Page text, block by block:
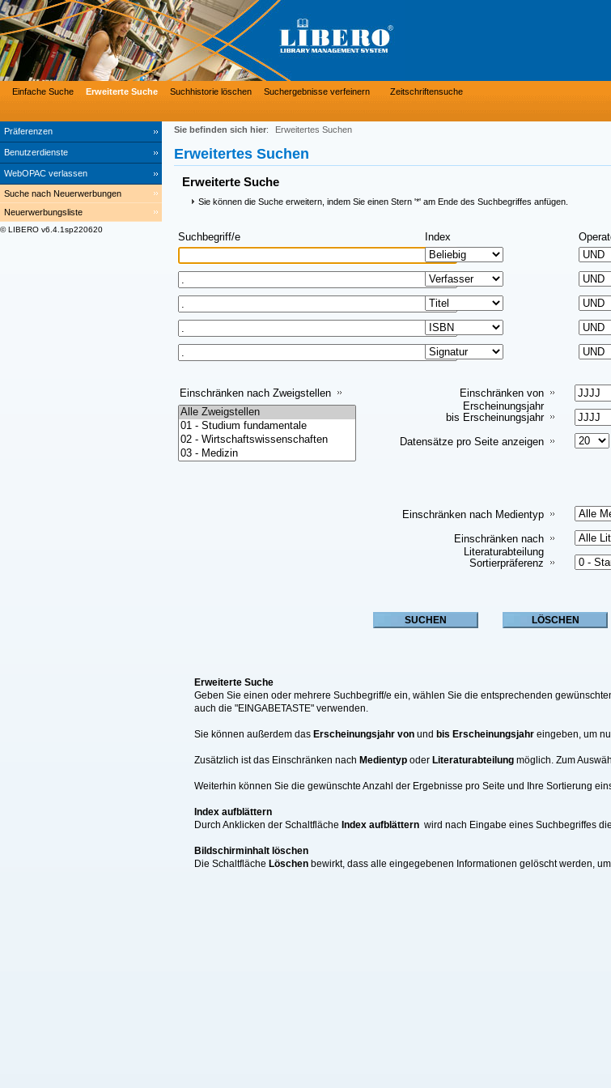
Präferenzen
Benutzerdienste
WebOPAC verlassen
Einfache Suche Erweiterte Suche Suchhistorie löschen Suchergebnisse verfeinern Zeitschriftensuche
Suche nach Neuerwerbungen
Neuerwerbungsliste
© LIBERO v6.4.1sp220620
Sie befinden sich hier: Erweitertes Suchen
Erweitertes Suchen
Erweiterte Suche
Sie können die Suche erweitern, indem Sie einen Stern '*' am Ende des Suchbegriffes anfügen.
Suchbegriff/e Index
Einschränken von
Erscheinungsjahr
bis Erscheinungsjahr
Datensätze pro Seite anzeigen
Einschränken nach Zweigstellen
Einschränken nach Medientyp
Einschränken nach
Literaturabteilung
Sortierpräferenz
Erweiterte Suche
Geben Sie einen oder mehrere Suchbegriff/e ein, wählen Sie die entsprechenden
auch die "EINGABETASTE" verwenden.
Sie können außerdem das Erscheinungsjahr von und bis Erscheinungsjahr eingeben, um
Zusätzlich ist das Einschränken nach Medientyp oder Literaturabteilung möglich. Zum
Weiterhin können Sie die gewünschte Anzahl der Ergebnisse pro Seite und Ihre Sortierung
Index aufblättern
Durch Anklicken der Schaltfläche Index aufblättern wird nach Eingabe eines Suchbegriffes
Bildschirminhalt löschen
Die Schaltfläche Löschen bewirkt, dass alle eingegebenen Informationen gelöscht werden,